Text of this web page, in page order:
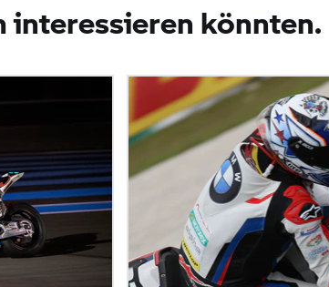
interessieren könnten.